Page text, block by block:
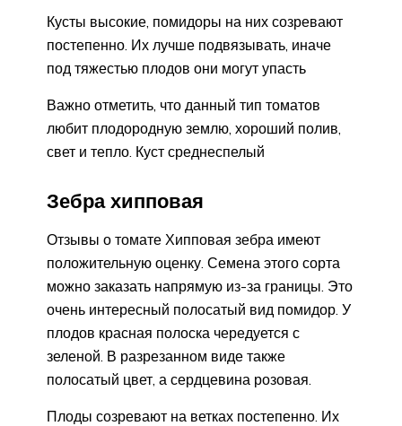
Кусты высокие, помидоры на них созревают
постепенно. Их лучше подвязывать, иначе
под тяжестью плодов они могут упасть
Важно отметить, что данный тип томатов
любит плодородную землю, хороший полив,
свет и тепло. Куст среднеспелый
Зебра хипповая
Отзывы о томате Хипповая зебра имеют
положительную оценку. Семена этого сорта
можно заказать напрямую из-за границы. Это
очень интересный полосатый вид помидор. У
плодов красная полоска чередуется с
зеленой. В разрезанном виде также
полосатый цвет, а сердцевина розовая.
Плоды созревают на ветках постепенно. Их